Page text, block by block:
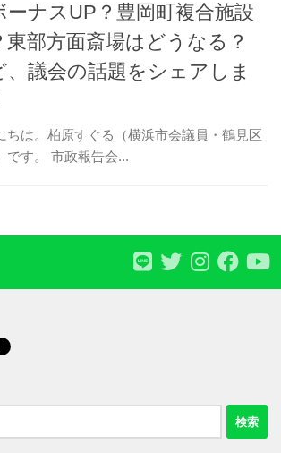
ーナスUP？豊岡町複合施設
東部方面斎場はどうなる？
、議会の話題をシェアしま
ちは。柏原すぐる（横浜市会議員・鶴見区
です。 市政報告会...